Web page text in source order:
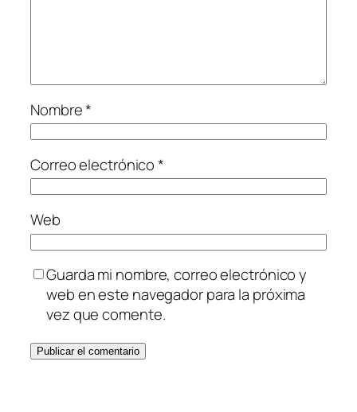
Nombre*
Correo electrónico*
Web
Guarda mi nombre, correo electrónico y
web en este navegador para la próxima
vez que comente.